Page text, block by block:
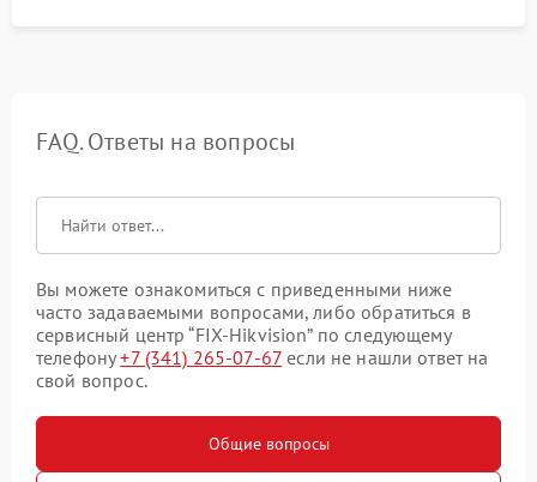
FAQ. Ответы на вопросы
Вы можете ознакомиться с приведенными ниже
часто задаваемыми вопросами, либо обратиться в
сервисный центр “FIX-Hikvision” по следующему
телефону+7 (341) 265-07-67 если не нашли ответ на
свой вопрос.
Общие вопросы